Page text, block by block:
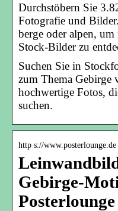
Durchstöbern Sie
Fotografie und
berge oder alpen,
Stock-Bilder zu
Suchen Sie in
zum Thema Gebirge
hochwertige Fotos,
suchen.
http s://
Gebirge-
Posterlounge